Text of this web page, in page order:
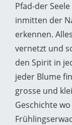
Pfad-der
inmitten der
erkennen.
vernetzt und
den Spirit in
jeder Blume
grosse und
Geschichte